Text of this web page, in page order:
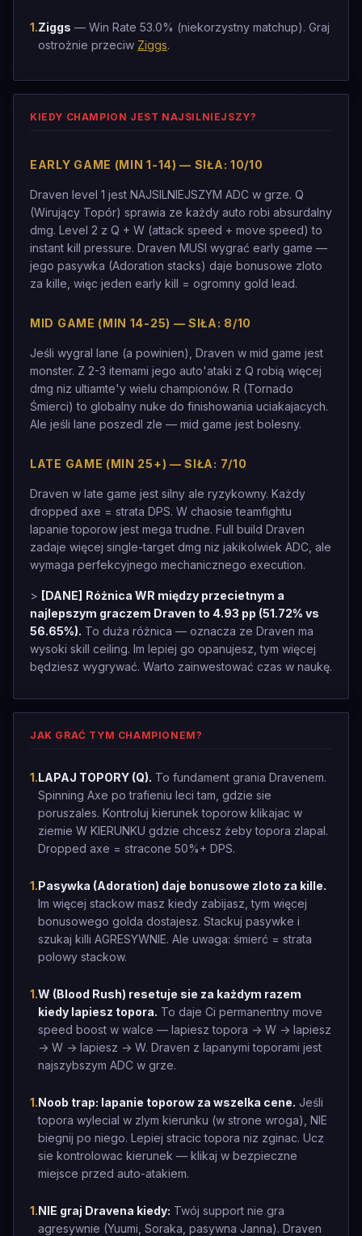
1.Ziggs — Win Rate 53.0% (niekorzystny matchup). Graj
ostrożnie przeciw Ziggs.
KIEDY CHAMPION JEST NAJSILNIEJSZY?
EARLY GAME (MIN 1-14) — SIŁA: 10/10
Draven level 1 jest NAJSILNIEJSZYM ADC w grze. Q
(Wirujący Topór) sprawia ze każdy auto robi absurdalny
dmg. Level 2 z Q + W (attack speed + move speed) to
instant kill pressure. Draven MUSI wygrać early game —
jego pasywka (Adoration stacks) daje bonusowe zloto
za kille, więc jeden early kill = ogromny gold lead.
MID GAME (MIN 14-25) — SIŁA: 8/10
Jeśli wygral lane (a powinien), Draven w mid game jest
monster. Z 2-3 itemami jego auto'ataki z Q robią więcej
dmg niz ultiamte'y wielu championów. R (Tornado
Śmierci) to globalny nuke do finishowania uciakajacych.
Ale jeśli lane poszedl zle — mid game jest bolesny.
LATE GAME (MIN 25+) — SIŁA: 7/10
Draven w late game jest silny ale ryzykowny. Każdy
dropped axe = strata DPS. W chaosie teamfightu
lapanie toporow jest mega trudne. Full build Draven
zadaje więcej single-target dmg niz jakikolwiek ADC, ale
wymaga perfekcyjnego mechanicznego execution.
> [DANE] Różnica WR między przecietnym a
najlepszym graczem Draven to 4.93 pp (51.72% vs
56.65%). To duża różnica — oznacza ze Draven ma
wysoki skill ceiling. Im lepiej go opanujesz, tym więcej
będziesz wygrywać. Warto zainwestować czas w naukę.
JAK GRAĆ TYM CHAMPIONEM?
1.LAPAJ TOPORY (Q). To fundament grania Dravenem.
Spinning Axe po trafieniu leci tam, gdzie sie
poruszales. Kontroluj kierunek toporow klikajac w
ziemie W KIERUNKU gdzie chcesz żeby topora zlapal.
Dropped axe = stracone 50%+ DPS.
1.Pasywka (Adoration) daje bonusowe zloto za kille.
Im więcej stackow masz kiedy zabijasz, tym więcej
bonusowego golda dostajesz. Stackuj pasywke i
szukaj killi AGRESYWNIE. Ale uwaga: śmierć = strata
polowy stackow.
1.W (Blood Rush) resetuje sie za każdym razem
kiedy lapiesz topora. To daje Ci permanentny move
speed boost w walce — lapiesz topora -> W -> lapiesz
-> W -> lapiesz -> W. Draven z lapanymi toporami jest
najszybszym ADC w grze.
1.Noob trap: lapanie toporow za wszelka cene. Jeśli
topora wylecial w zlym kierunku (w strone wroga), NIE
biegnij po niego. Lepiej stracic topora niz zginac. Ucz
sie kontrolowac kierunek — klikaj w bezpieczne
miejsce przed auto-atakiem.
1.NIE graj Dravena kiedy: Twój support nie gra
agresywnie (Yuumi, Soraka, pasywna Janna). Draven